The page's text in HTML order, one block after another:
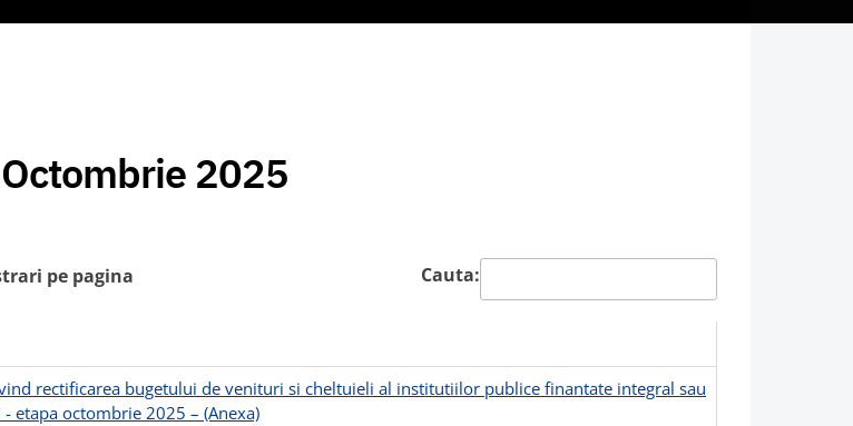
2025
pe pagina Cauta:
rectificarea bugetului de venituri si cheltuieli al institutiilor publice finantate integral sau
etapa octombrie 2025 – (Anexa)